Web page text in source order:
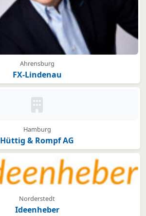
Ahrensburg
FX-Lindenau
Kein Bild oder Logo hinterlegt
Hamburg
Hüttig & Rompf AG
Norderstedt
Ideenheber